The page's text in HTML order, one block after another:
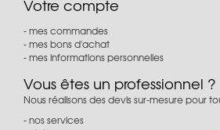
Votre compte
mes commandes
mes bons d'achat
mes informations personnelles
Vous êtes un professionnel ?
Nous réalisons des devis sur-mesure pour
nos services